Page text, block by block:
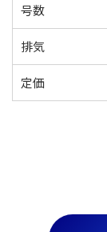
号数
排気
定価